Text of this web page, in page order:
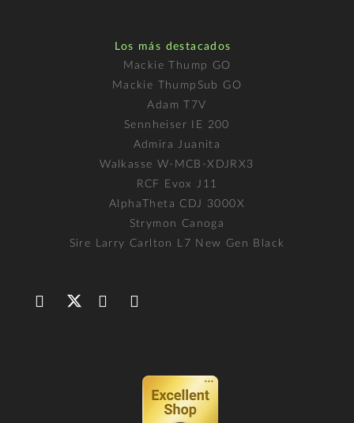
Los más destacados
Mackie Thump GO
Mackie ThumpSub GO
Adam T7V
Sennheiser IE 200
Admira Juanita
Walkasse W-MCB-XDJRX3
RCF Evox J11
AlphaTheta CDJ 3000X
Strymon Canoga
Sire Larry Carlton L7 New Gen Black